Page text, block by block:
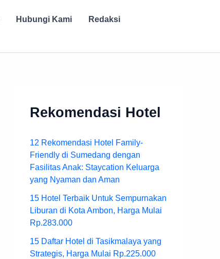
Hubungi Kami
Redaksi
Rekomendasi Hotel
12 Rekomendasi Hotel Family-
Friendly di Sumedang dengan
Fasilitas Anak: Staycation Keluarga
yang Nyaman dan Aman
15 Hotel Terbaik Untuk Sempurnakan
Liburan di Kota Ambon, Harga Mulai
Rp.283.000
15 Daftar Hotel di Tasikmalaya yang
Strategis, Harga Mulai Rp.225.000